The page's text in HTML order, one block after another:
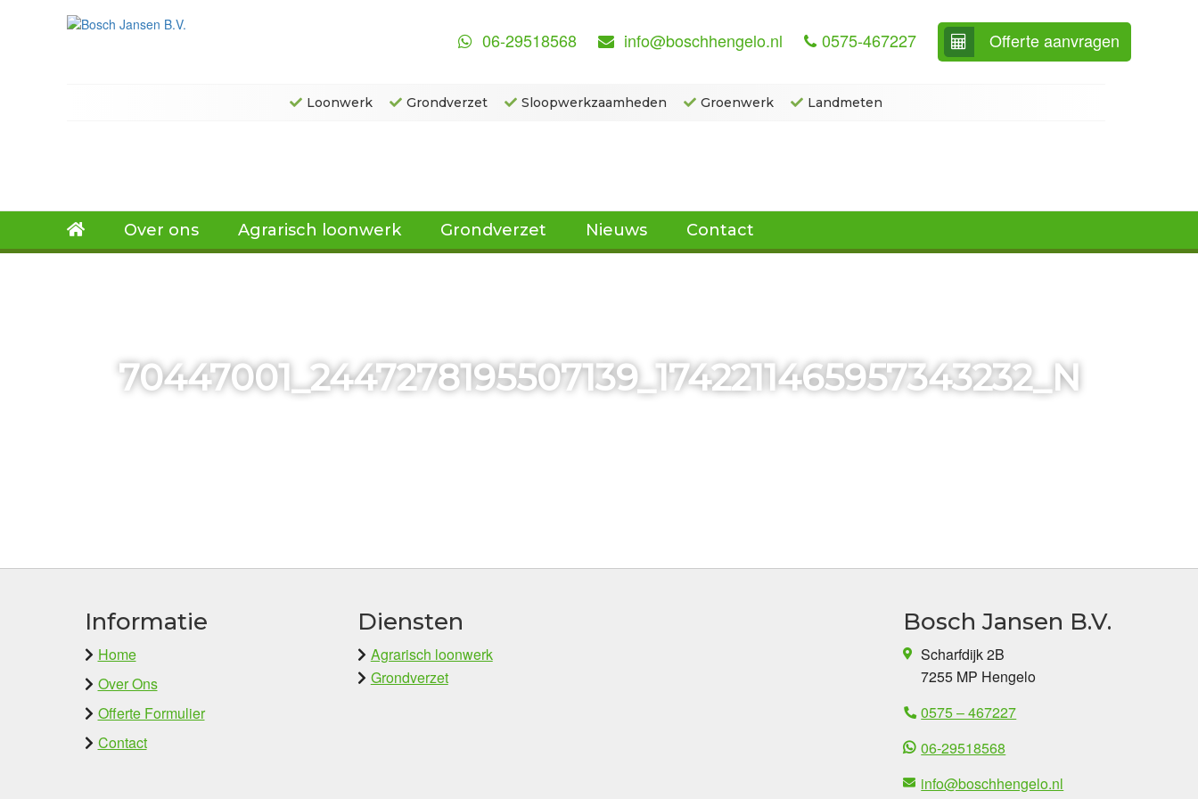
06-29518568 info@boschhengelo.nl 0575-467227 Offerte aanvragen
Loonwerk Grondverzet Sloopwerkzaamheden Groenwerk Landmeten
Over ons Agrarisch loonwerk Grondverzet Nieuws Contact
70447001_2447278195507139_1742211465957343232_N
Informatie
Home
Over Ons
Offerte Formulier
Contact
Diensten
Agrarisch loonwerk
Grondverzet
Bosch Jansen B.V.
Scharfdijk 2B
7255 MP Hengelo
0575 – 467227
06-29518568
info@boschhengelo.nl